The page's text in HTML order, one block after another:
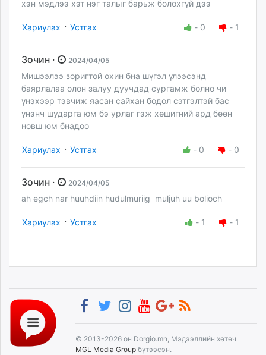
хэн мэдлээ хэт нэг талыг барьж болохгүй дээ
Хариулах · Устгах - 0 - 1
Зочин · 2024/04/05
Мишээлээ зоригтой охин бна шүгэл үлээсэнд
баярлалаа олон залуу дуучдад сургамж болно чи
үнэхээр тэвчиж яасан сайхан бодол сэтгэлтэй бас
үнэнч шударга юм бэ урлаг гэж хөшигний ард бөөн
новш юм бнадоо
Хариулах · Устгах - 0 - 0
Зочин · 2024/04/05
ah egch nar huuhdiin hudulmuriig muljuh uu bolioch
Хариулах · Устгах - 1 - 1
© 2013-2026 он Dorgio.mn, Мэдээллийн хөтөч
MGL Media Group бүтээсэн.